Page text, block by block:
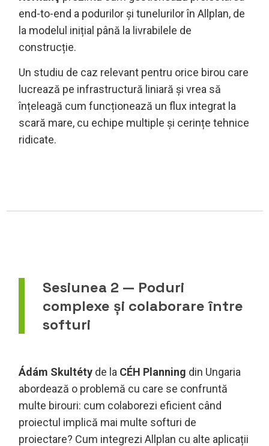
end-to-end a podurilor și tunelurilor în Allplan, de
la modelul inițial până la livrabilele de
construcție.
Un studiu de caz relevant pentru orice birou care
lucrează pe infrastructură liniară și vrea să
înțeleagă cum funcționează un flux integrat la
scară mare, cu echipe multiple și cerințe tehnice
ridicate.
Sesiunea 2 — Poduri
complexe și colaborare între
softuri
Ádám Skultétyde la CÉH Planning din Ungaria
abordează o problemă cu care se confruntă
multe birouri: cum colaborezi eficient când
proiectul implică mai multe softuri de
proiectare? Cum integrezi Allplan cu alte aplicații